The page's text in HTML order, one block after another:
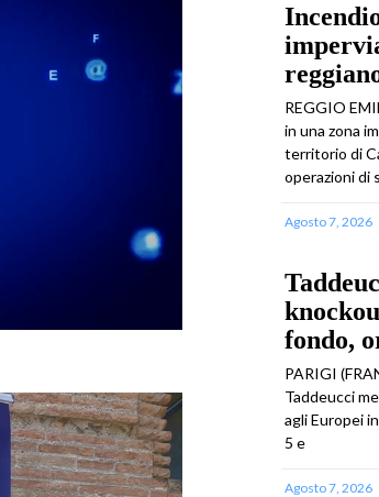
REGGIO
in una zona
territorio di
operazioni di
Agosto 7, 2026
fondo,
PARIGI
Taddeucci
agli Europei
5 e
Agosto 7, 2026